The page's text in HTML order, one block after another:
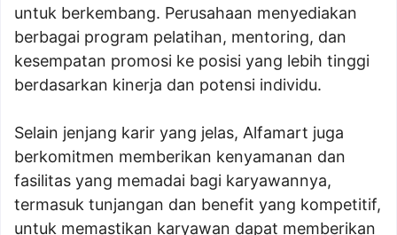
untuk berkembang. Perusahaan menyediakan
berbagai program pelatihan, mentoring, dan
kesempatan promosi ke posisi yang lebih tinggi
berdasarkan kinerja dan potensi individu.
Selain jenjang karir yang jelas, Alfamart juga
berkomitmen memberikan kenyamanan dan
fasilitas yang memadai bagi karyawannya,
termasuk tunjangan dan benefit yang kompetitif,
untuk memastikan karyawan dapat memberikan